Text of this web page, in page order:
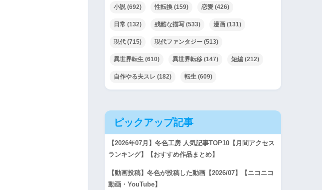
小説(692) 性転換 (159) 恋愛 (426)
日常 (132) 残酷な描写 (533) 漫画 (131)
現代 (715) 現代ファンタジー (513)
異世界転生 (610) 異世界転移 (147) 短編 (212)
自作やる夫スレ (182) 転生 (609)
ピックアップ記事
【2026年07月】冬色工房 人気記事TOP10【月間アクセス
ランキング】【おすすめ作品まとめ】
【動画投稿】冬色が投稿した動画【2026/07】【ニコニコ
動画・YouTube】